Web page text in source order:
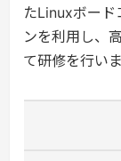
たLinuxボード
ンを利用し、
て研修を行いま